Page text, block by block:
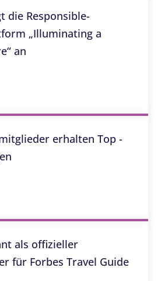
die Responsible-
„Illuminating a
an
erhalten Top -
als offizieller
für Forbes Travel Guide